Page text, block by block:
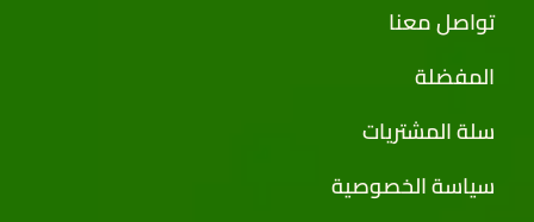
تواصل معنا
المفضلة
سلة المشتريات
سياسة الخصوصية